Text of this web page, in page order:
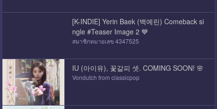
[K-INDIE] Yerin Baek (백예린) Comeback si
ngle #Teaser Image 2 💙
สมาชิกหมายเลข 4347525
IU (아이유), 꽃갈피 셋. COMING SOON! 🌸
Vondutch from classicpop